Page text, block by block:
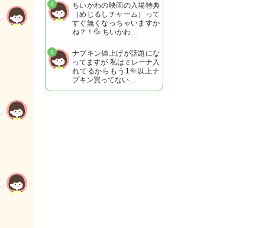
ちいかわの映画の入場特典
（めじるしチャーム）って
すぐ無くなっちゃいますか
ね？！💦 ちいかわ…
4
ナプキン値上げが話題にな
ってますが 私はミレーナ入
れてるからもう1年以上ナ
プキン買ってない…
5